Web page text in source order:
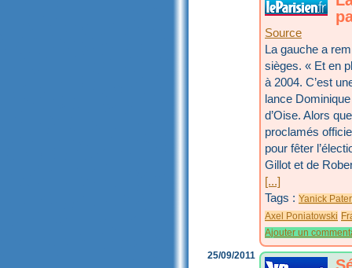
Source
La gauche a
sièges. « Et en
à 2004. C’est
lance
d’Oise. Alors
proclamés
pour fêter
Gillot et de
[...]
Tags : Yanick
Axel Poniatowski
Ajouter un
25/09/2011